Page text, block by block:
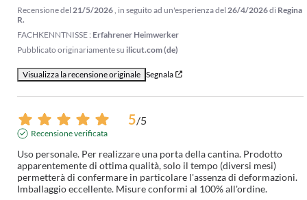
Recensione del 21/5/2026 , in seguito ad un'esperienza del 26/4/2026di Regina
R.
FACHKENNTNISSE : Erfahrener Heimwerker
Pubblicato originariamente su ilicut.com (de)
Visualizza la recensione originale Segnala
5/5
Recensione verificata
Uso personale. Per realizzare una porta della cantina. Prodotto
apparentemente di ottima qualità, solo il tempo (diversi mesi)
permetterà di confermare in particolare l'assenza di deformazioni.
Imballaggio eccellente. Misure conformi al 100% all'ordine.